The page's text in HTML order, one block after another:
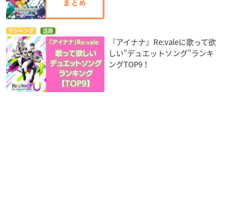
ランキング 話題
『アイナナ』Re:valeに歌って欲
しい“デュエットソング”ランキ
ングTOP9！